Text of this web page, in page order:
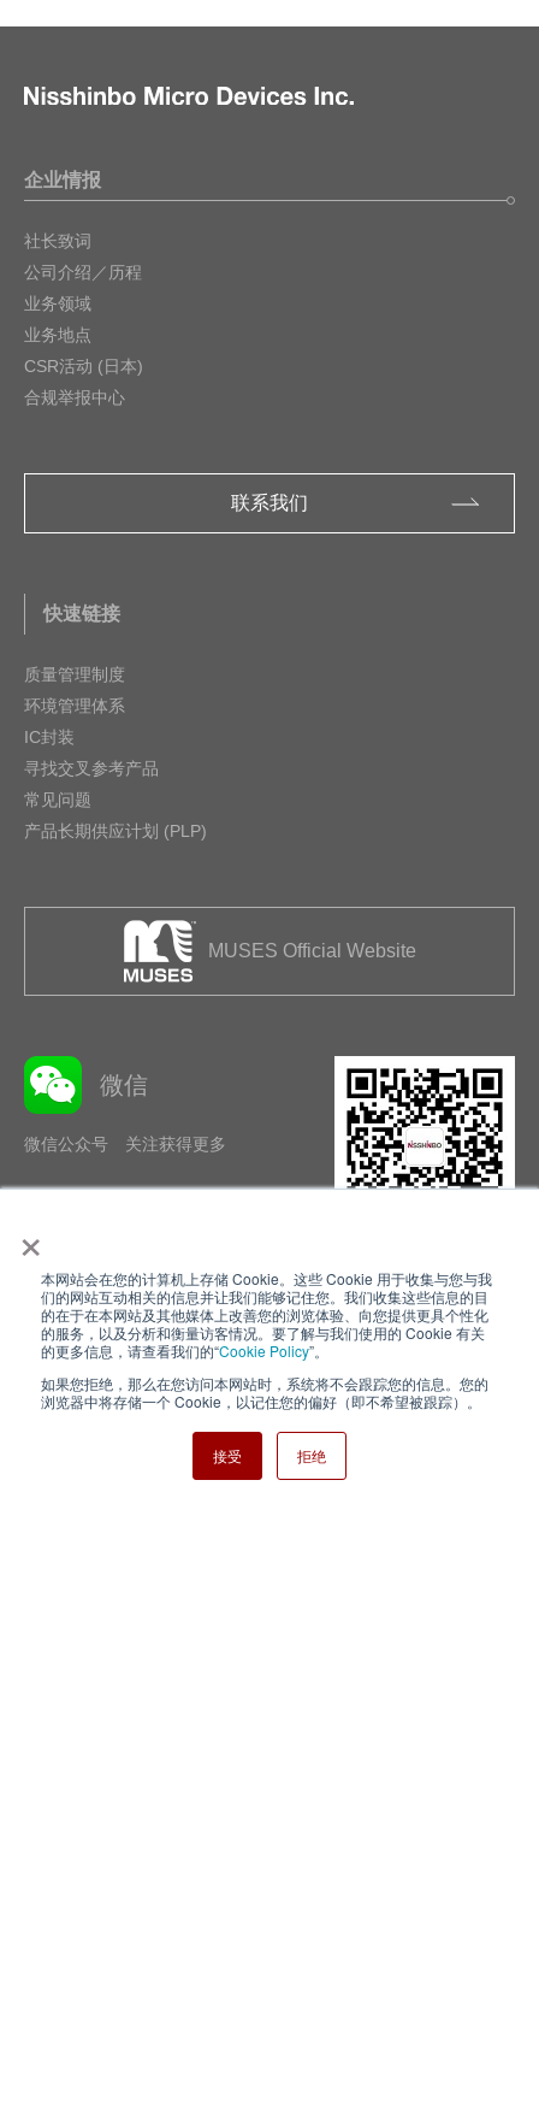
×
本网站会在您的计算机上存储 Cookie。这些 Cookie 用于收集与您与我
们的网站互动相关的信息并让我们能够记住您。我们收集这些信息的目
的在于在本网站及其他媒体上改善您的浏览体验、向您提供更具个性化
的服务，以及分析和衡量访客情况。要了解与我们使用的 Cookie 有关
的更多信息，请查看我们的“Cookie Policy”。
如果您拒绝，那么在您访问本网站时，系统将不会跟踪您的信息。您的
浏览器中将存储一个 Cookie，以记住您的偏好（即不希望被跟踪）。
接受 拒绝
企业情报
社长致词
公司介绍／历程
业务领域
业务地点
CSR活动 (日本)
合规举报中心
联系我们
快速链接
质量管理制度
环境管理体系
IC封装
寻找交叉参考产品
常见问题
产品长期供应计划 (PLP)
MUSES Official Website
微信
微信公众号 关注获得更多
隐私政策 使用条款
Cookie Policy 网站地图
Nisshinbo Holdings Inc.
Copyright ⓒ Nisshinbo Micro Devices Inc. All Rights Reserved.